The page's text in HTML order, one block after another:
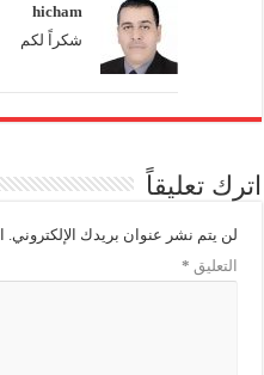
hicham
شكراً لكم
اترك تعليقاً
لن يتم نشر عنوان بريدك الإلكتروني.
التعليق *